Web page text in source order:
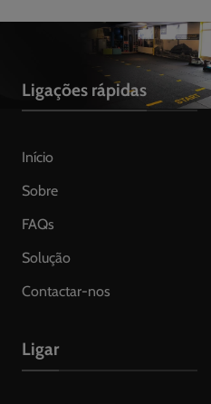
Ligações rápidas
Início
Sobre
FAQs
Solução
Contactar-nos
Ligar